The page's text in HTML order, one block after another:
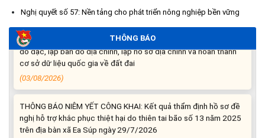
Nghị quyết số 57: Nền tảng cho phát triển nông nghiệp bền vững
THÔNG BÁO
THÔNG BÁO: Cảnh báo thủ đoạn lừa đảo thông qua công tác
đo đạc, lập bản đồ địa chính, lập hồ sơ địa chính và hoàn thành
cơ sở dữ liệu quốc gia về đất đai
THÔNG BÁO NIÊM YẾT CÔNG KHAI: Kết quả thẩm định hồ sơ đề
nghị hỗ trợ khắc phục thiệt hại do thiên tai bão số 13 năm 2025
trên địa bàn xã Ea Súp ngày 29/7/2026